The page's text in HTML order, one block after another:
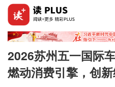
2026苏州五一国际
燃动消费引擎，创